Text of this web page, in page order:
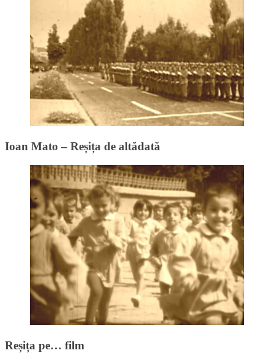
Ioan Mato – Reșița de altădată
Reșița pe… film